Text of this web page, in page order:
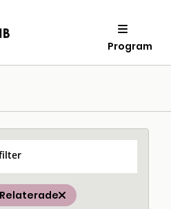
Program
Relaterade